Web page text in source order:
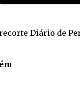
Diário de